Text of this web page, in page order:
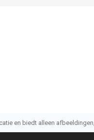
en biedt alleen